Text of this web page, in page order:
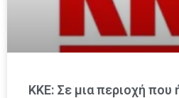
ΚΚΕ: Σε μια περιοχή που